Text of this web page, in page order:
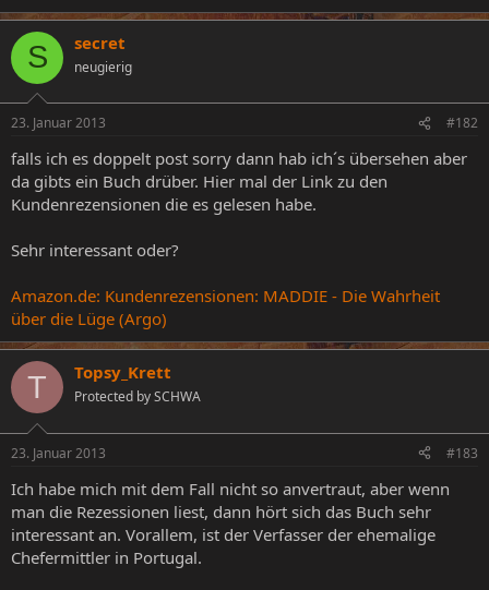
S secret
neugierig
23. Januar 2013 #182
falls ich es doppelt post sorry dann hab ich´s übersehen aber
da gibts ein Buch drüber. Hier mal der Link zu den
Kundenrezensionen die es gelesen habe.
Sehr interessant oder?
Amazon.de: Kundenrezensionen: MADDIE - Die Wahrheit
über die Lüge (Argo)
T Topsy_Krett
Protected by SCHWA
23. Januar 2013 #183
Ich habe mich mit dem Fall nicht so anvertraut, aber wenn
man die Rezessionen liest, dann hört sich das Buch sehr
interessant an. Vorallem, ist der Verfasser der ehemalige
Chefermittler in Portugal.